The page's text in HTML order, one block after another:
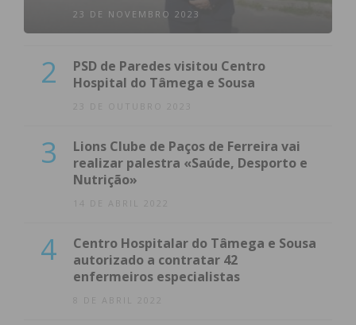
23 DE NOVEMBRO 2023
2
PSD de Paredes visitou Centro
Hospital do Tâmega e Sousa
23 DE OUTUBRO 2023
3
Lions Clube de Paços de Ferreira vai
realizar palestra «Saúde, Desporto e
Nutrição»
14 DE ABRIL 2022
4
Centro Hospitalar do Tâmega e Sousa
autorizado a contratar 42
enfermeiros especialistas
8 DE ABRIL 2022